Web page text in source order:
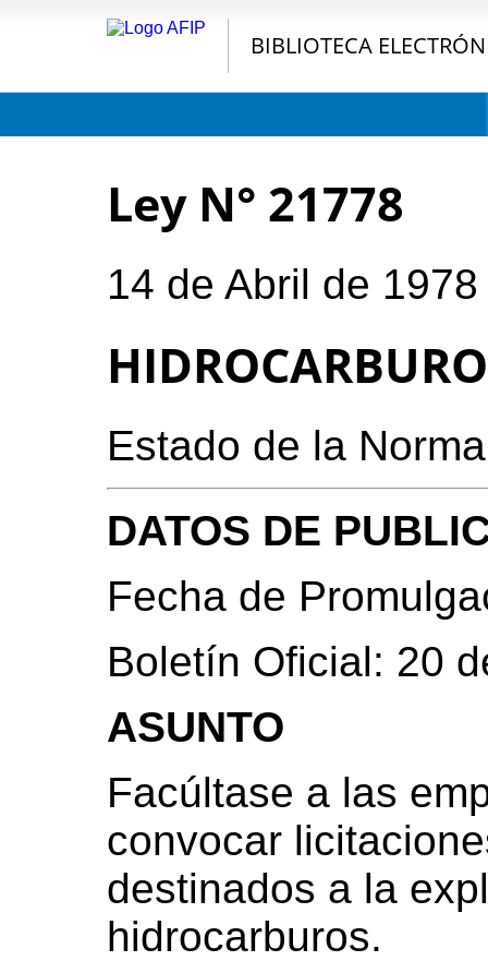
BIBLIOTECA
Ley N° 21778
14 de Abril de 1978
Estado de la
DATOS DE
Fecha de
Boletín Oficial: 20
ASUNTO
Facúltase a las
convocar
destinados a la
hidrocarburos.